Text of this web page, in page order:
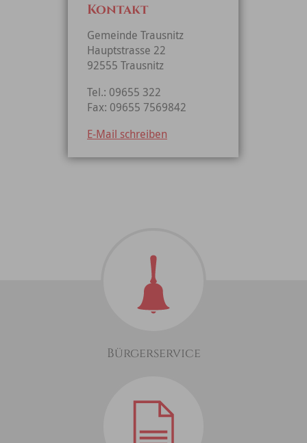
Kontakt
Gemeinde Trausnitz
Hauptstrasse 22
92555 Trausnitz
Tel.: 09655 322
Fax: 09655 7569842
E-Mail schreiben
Bürgerservice